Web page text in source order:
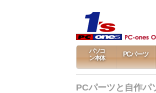
パソコ
ン本体
PCパーツ
PCパーツと自作パ